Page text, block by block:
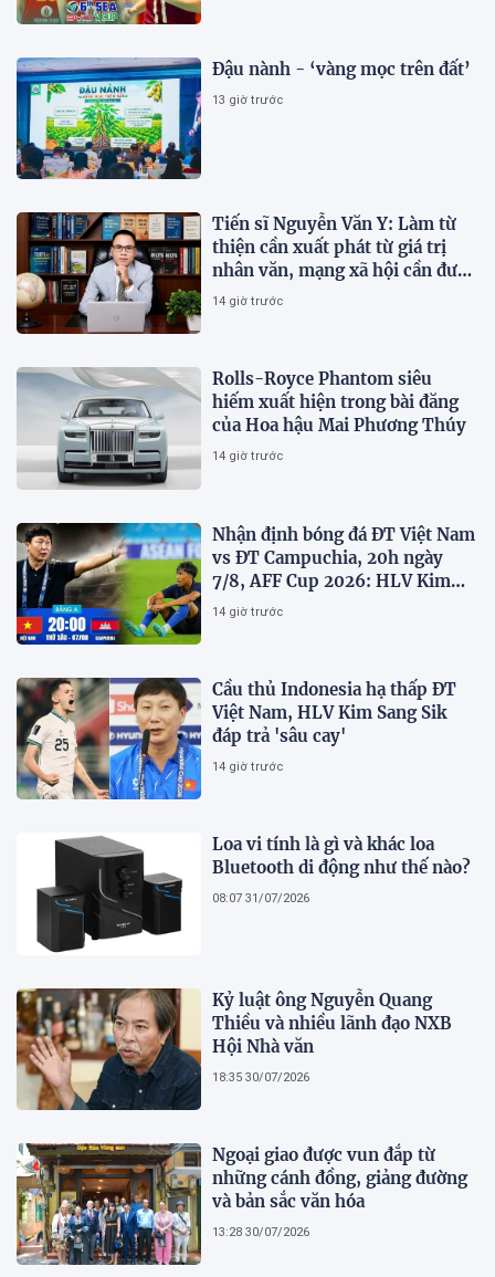
Đậu nành - ‘vàng mọc trên đất’
13 giờ trước
Tiến sĩ Nguyễn Văn Y: Làm từ
thiện cần xuất phát từ giá trị
nhân văn, mạng xã hội cần được
sử dụng bằng văn hóa và trách
14 giờ trước
Rolls-Royce Phantom siêu
hiếm xuất hiện trong bài đăng
của Hoa hậu Mai Phương Thúy
14 giờ trước
Nhận định bóng đá ĐT Việt Nam
vs ĐT Campuchia, 20h ngày
7/8, AFF Cup 2026: HLV Kim
Sang-sik tiết lộ kế hoạch nhân
14 giờ trước
Cầu thủ Indonesia hạ thấp ĐT
Việt Nam, HLV Kim Sang Sik
đáp trả 'sâu cay'
14 giờ trước
Loa vi tính là gì và khác loa
Bluetooth di động như thế nào?
08:07 31/07/2026
Kỷ luật ông Nguyễn Quang
Thiều và nhiều lãnh đạo NXB
Hội Nhà văn
18:35 30/07/2026
Ngoại giao được vun đắp từ
những cánh đồng, giảng đường
và bản sắc văn hóa
13:28 30/07/2026